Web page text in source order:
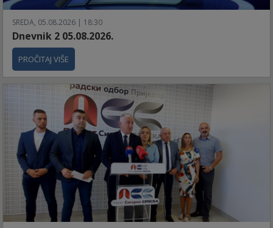
SREDA, 05.08.2026 | 18:30
Dnevnik 2 05.08.2026.
PROČITAJ VIŠE